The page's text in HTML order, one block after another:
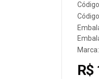
Marca:
R$